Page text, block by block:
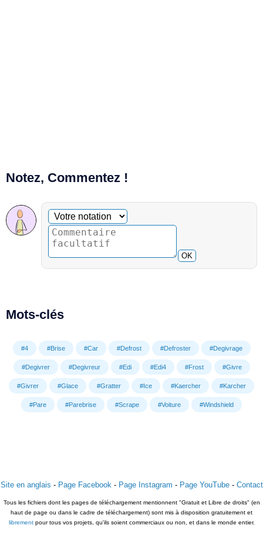
Notez, Commentez !
Commentaire facultatif
Votre notation
OK
Mots-clés
#4 #Brise #Car #Defrost #Defroster #Degivrage
#Degivrer #Degivreur #Edi #Edi4 #Frost #Givre
#Givrer #Glace #Gratter #Ice #Kaercher #Karcher
#Pare #Parebrise #Scrape #Voiture #Windshield
Site en anglais - Page Facebook - Page Instagram - Page YouTube- Contact
Tous les fichiers dont les pages de téléchargement mentionnent "Gratuit et Libre de droits" (en
haut de page ou dans le cadre de téléchargement) sont mis à disposition gratuitement et
librementpour tous vos projets, qu'ils soient commerciaux ou non, et dans le monde entier.